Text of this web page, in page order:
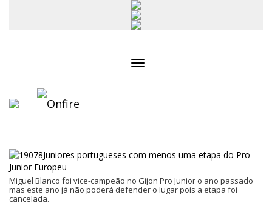
Miguel Blanco foi vice-campeão no Gijon Pro Junior o ano passado
mas este ano já não poderá defender o lugar pois a etapa foi
cancelada.